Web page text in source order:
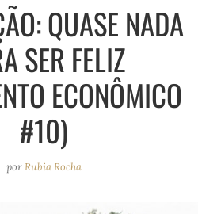
r
a
m
o
k
e
s
t
QUASE NADA
SER FELIZ
ECONÔMICO
#10)
porRubia Rocha